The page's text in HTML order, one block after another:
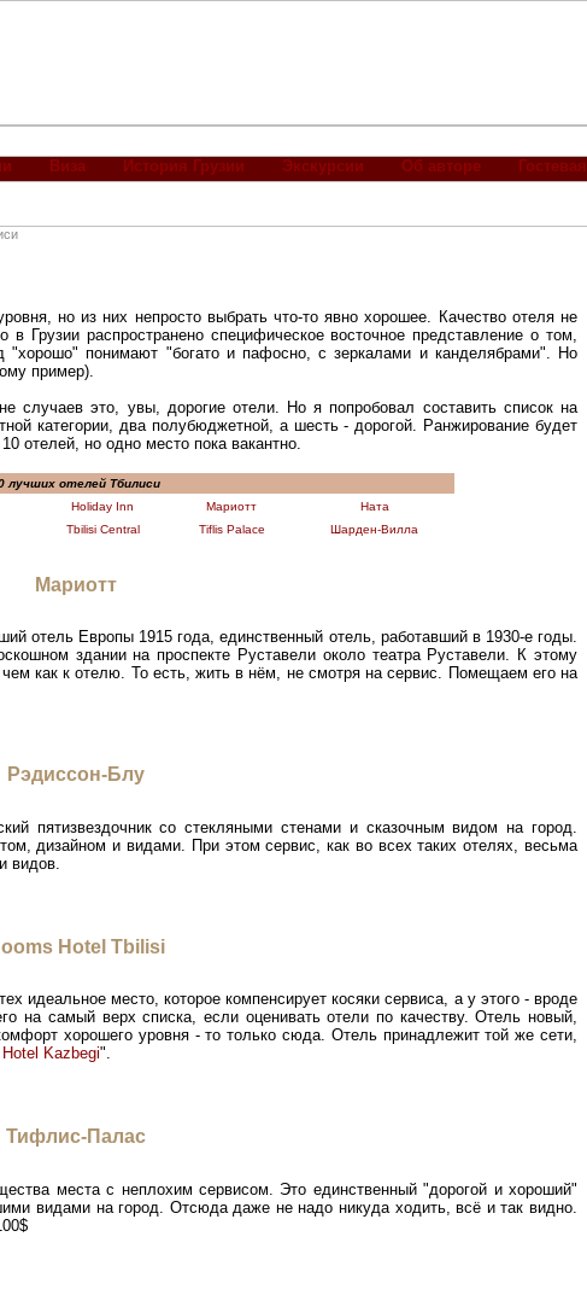
Виза История Грузии Экскурсии Об авторе Гостевая
но из них непросто выбрать что-то явно хорошее. Качество отеля не
Грузии распространено специфическое восточное представление о том,
"хорошо" понимают "богато и пафосно, с зеркалами и канделябрами". Но
пример).
случаев это, увы, дорогие отели. Но я попробовал составить список на
категории, два полубюджетной, а шесть - дорогой. Ранжирование будет
отелей, но одно место пока вакантно.
лучших отелей Тбилиси
Holiday Inn Мариотт
Ната
Tbilisi Central Tiflis Palace Шарден-Вилла
Мариотт
отель Европы 1915 года, единственный отель, работавший в 1930-е годы.
здании на проспекте Руставели около театра Руставели. К этому
как к отелю. То есть, жить в нём, не смотря на сервис. Помещаем его на
Рэдиссон-Блу
пятизвездочник со стекляными стенами и сказочным видом на город.
дизайном и видами. При этом сервис, как во всех таких отелях, весьма
видов.
Hotel Tbilisi
идеальное место, которое компенсирует косяки сервиса, а у этого - вроде
на самый верх списка, если оценивать отели по качеству. Отель новый,
хорошего уровня - то только сюда. Отель принадлежит той же сети,
Kazbegi".
Тифлис-Палас
места с неплохим сервисом. Это единственный "дорогой и хороший"
видами на город. Отсюда даже не надо никуда ходить, всё и так видно.